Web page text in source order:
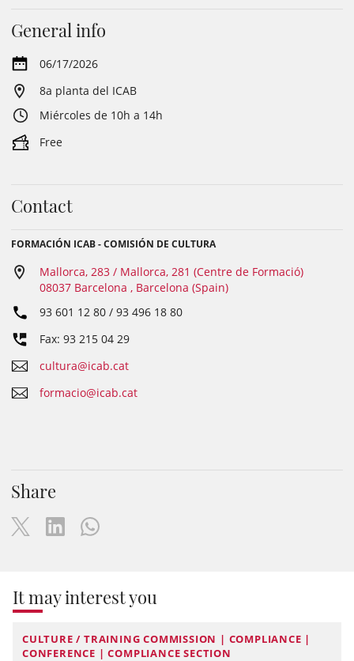
General info
06/17/2026
8a planta del ICAB
Miércoles de 10h a 14h
Free
Contact
FORMACIÓN ICAB - COMISIÓN DE CULTURA
Mallorca, 283 / Mallorca, 281 (Centre de Formació)
08037 Barcelona , Barcelona (Spain)
93 601 12 80 / 93 496 18 80
Fax: 93 215 04 29
cultura@icab.cat
formacio@icab.cat
Share
It may interest you
CULTURE / TRAINING COMMISSION | COMPLIANCE |
CONFERENCE | COMPLIANCE SECTION